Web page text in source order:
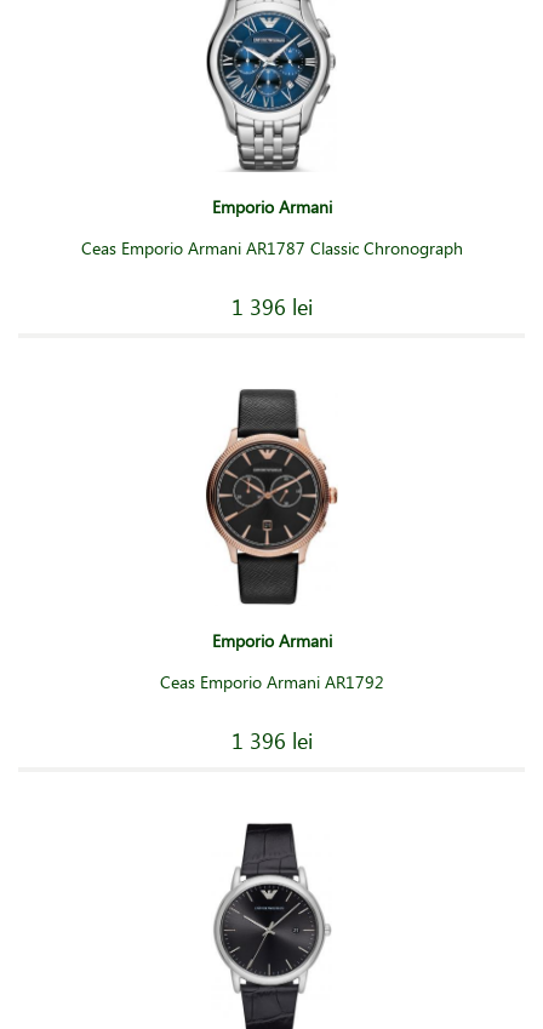
Emporio Armani
Ceas Emporio Armani AR1787 Classic Chronograph
1 396 lei
Emporio Armani
Ceas Emporio Armani AR1792
1 396 lei